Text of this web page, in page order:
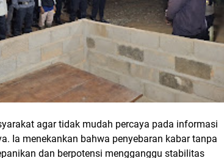
agar tidak mudah percaya pada informasi
Ia menekankan bahwa penyebaran kabar tanpa
dan berpotensi mengganggu stabilitas